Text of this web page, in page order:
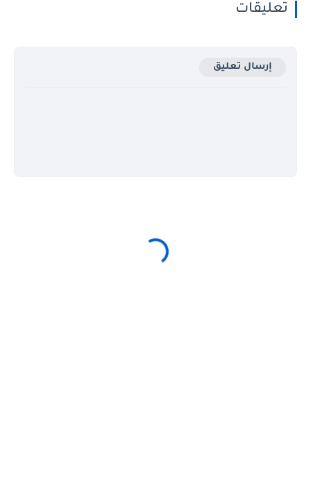
تعليقات
إرسال تعليق